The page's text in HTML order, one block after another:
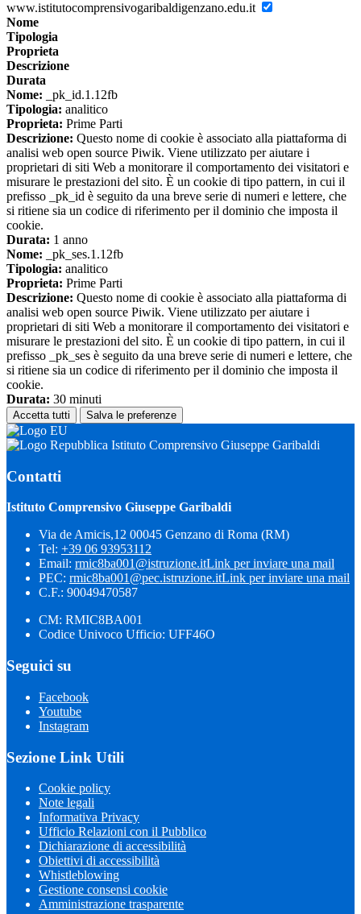
www.istitutocomprensivogaribaldigenzano.edu.it
Nome
Tipologia
Proprieta
Descrizione
Durata
Nome: _pk_id.1.12fb
Tipologia: analitico
Proprieta: Prime Parti
Descrizione: Questo nome di cookie è associato alla piattaforma di
analisi web open source Piwik. Viene utilizzato per aiutare i
proprietari di siti Web a monitorare il comportamento dei visitatori e
misurare le prestazioni del sito. È un cookie di tipo pattern, in cui il
prefisso _pk_id è seguito da una breve serie di numeri e lettere, che
si ritiene sia un codice di riferimento per il dominio che imposta il
cookie.
Durata: 1 anno
Nome: _pk_ses.1.12fb
Tipologia: analitico
Proprieta: Prime Parti
Descrizione: Questo nome di cookie è associato alla piattaforma di
analisi web open source Piwik. Viene utilizzato per aiutare i
proprietari di siti Web a monitorare il comportamento dei visitatori e
misurare le prestazioni del sito. È un cookie di tipo pattern, in cui il
prefisso _pk_ses è seguito da una breve serie di numeri e lettere, che
si ritiene sia un codice di riferimento per il dominio che imposta il
cookie.
Durata: 30 minuti
Accetta tutti Salva le preferenze
Istituto Comprensivo Giuseppe Garibaldi
Contatti
Istituto Comprensivo Giuseppe Garibaldi
Via de Amicis,12 00045 Genzano di Roma (RM)
Tel: +39 06 93953112
Email: rmic8ba001@istruzione.itLink per inviare una mail
PEC: rmic8ba001@pec.istruzione.itLink per inviare una mail
C.F.: 90049470587
CM: RMIC8BA001
Codice Univoco Ufficio: UFF46O
Seguici su
Facebook
Youtube
Instagram
Sezione Link Utili
Cookie policy
Note legali
Informativa Privacy
Ufficio Relazioni con il Pubblico
Dichiarazione di accessibilità
Obiettivi di accessibilità
Whistleblowing
Gestione consensi cookie
Amministrazione trasparente